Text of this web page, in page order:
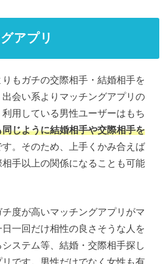
アプリ
もガチの交際相手・結婚相手を
会い系よりマッチングアプリの
用している男性ユーザーはもち
じように結婚相手や交際相手を
す。そのため、上手くかみ合えば
手以上の関係になることも可能
度が高いマッチングアプリがマ
一回だけ相性の良さそうな人を
ステム等、結婚・交際相手探し
です。男性だけでなく女性も有